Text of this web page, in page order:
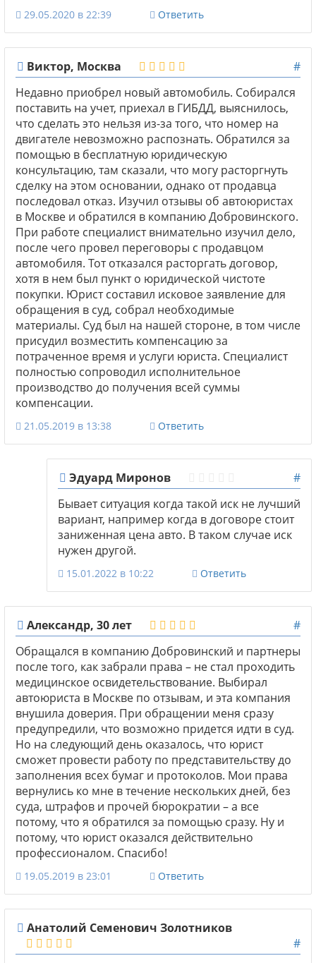
29.05.2020 в 22:39 Ответить
Виктор, Москва
#
Недавно приобрел новый автомобиль. Собирался
поставить на учет, приехал в ГИБДД, выяснилось,
что сделать это нельзя из-за того, что номер на
двигателе невозможно распознать. Обратился за
помощью в бесплатную юридическую
консультацию, там сказали, что могу расторгнуть
сделку на этом основании, однако от продавца
последовал отказ. Изучил отзывы об автоюристах
в Москве и обратился в компанию Добровинского.
При работе специалист внимательно изучил дело,
после чего провел переговоры с продавцом
автомобиля. Тот отказался расторгать договор,
хотя в нем был пункт о юридической чистоте
покупки. Юрист составил исковое заявление для
обращения в суд, собрал необходимые
материалы. Суд был на нашей стороне, в том числе
присудил возместить компенсацию за
потраченное время и услуги юриста. Специалист
полностью сопроводил исполнительное
производство до получения всей суммы
компенсации.
21.05.2019 в 13:38 Ответить
Эдуард Миронов
#
Бывает ситуация когда такой иск не лучший
вариант, например когда в договоре стоит
заниженная цена авто. В таком случае иск
нужен другой.
15.01.2022 в 10:22 Ответить
Александр, 30 лет
#
Обращался в компанию Добровинский и партнеры
после того, как забрали права – не стал проходить
медицинское освидетельствование. Выбирал
автоюриста в Москве по отзывам, и эта компания
внушила доверия. При обращении меня сразу
предупредили, что возможно придется идти в суд.
Но на следующий день оказалось, что юрист
сможет провести работу по представительству до
заполнения всех бумаг и протоколов. Мои права
вернулись ко мне в течение нескольких дней, без
суда, штрафов и прочей бюрократии – а все
потому, что я обратился за помощью сразу. Ну и
потому, что юрист оказался действительно
профессионалом. Спасибо!
19.05.2019 в 23:01 Ответить
Анатолий Семенович Золотников
#